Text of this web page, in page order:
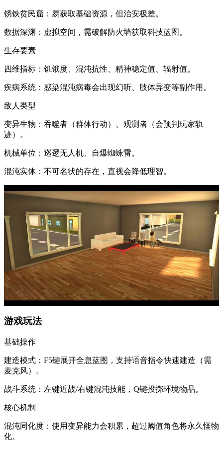
​​锈铁贫民窟​​：易获取基础资源，但治安极差。
​​数据深渊​​：虚拟空间，需破解防火墙获取科技蓝图。
​​生存要素​​
​​四维指标​​：饥饿度、混沌抗性、精神稳定值、辐射值。
​​疾病系统​​：感染混沌病毒会出现幻听、肢体异变等副作用。
​​敌人类型​​
​​变异生物​​：吞噬者（群体行动）、观测者（会预判玩家轨
迹）。
​​机械单位​​：巡逻无人机、自爆蜘蛛雷。
​​混沌实体​​：不可名状的存在，直视会降低理智。
​​游戏玩法​​
​​基础操作​​
建造模式：F5键展开全息蓝图，支持语音指令快速建造（需
麦克风）。
战斗系统：左键近战/右键混沌技能，Q键投掷环境物品。
​​核心机制​​
​​混沌同化度​​：使用变异能力会积累，超过阈值角色将永久怪物
化。